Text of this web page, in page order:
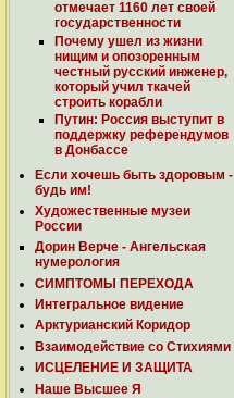
отмечает 1160 лет своей
государственности
Почему ушел из жизни
нищим и опозоренным
честный русский инженер,
который учил ткачей
строить корабли
Путин: Россия выступит в
поддержку референдумов
в Донбассе
Если хочешь быть здоровым -
будь им!
Художественные музеи
России
Дорин Верче - Ангельская
нумерология
СИМПТОМЫ ПЕРЕХОДА
Интегральное видение
Арктурианский Коридор
Взаимодействие со Стихиями
ИСЦЕЛЕНИЕ И ЗАЩИТА
Наше Высшее Я